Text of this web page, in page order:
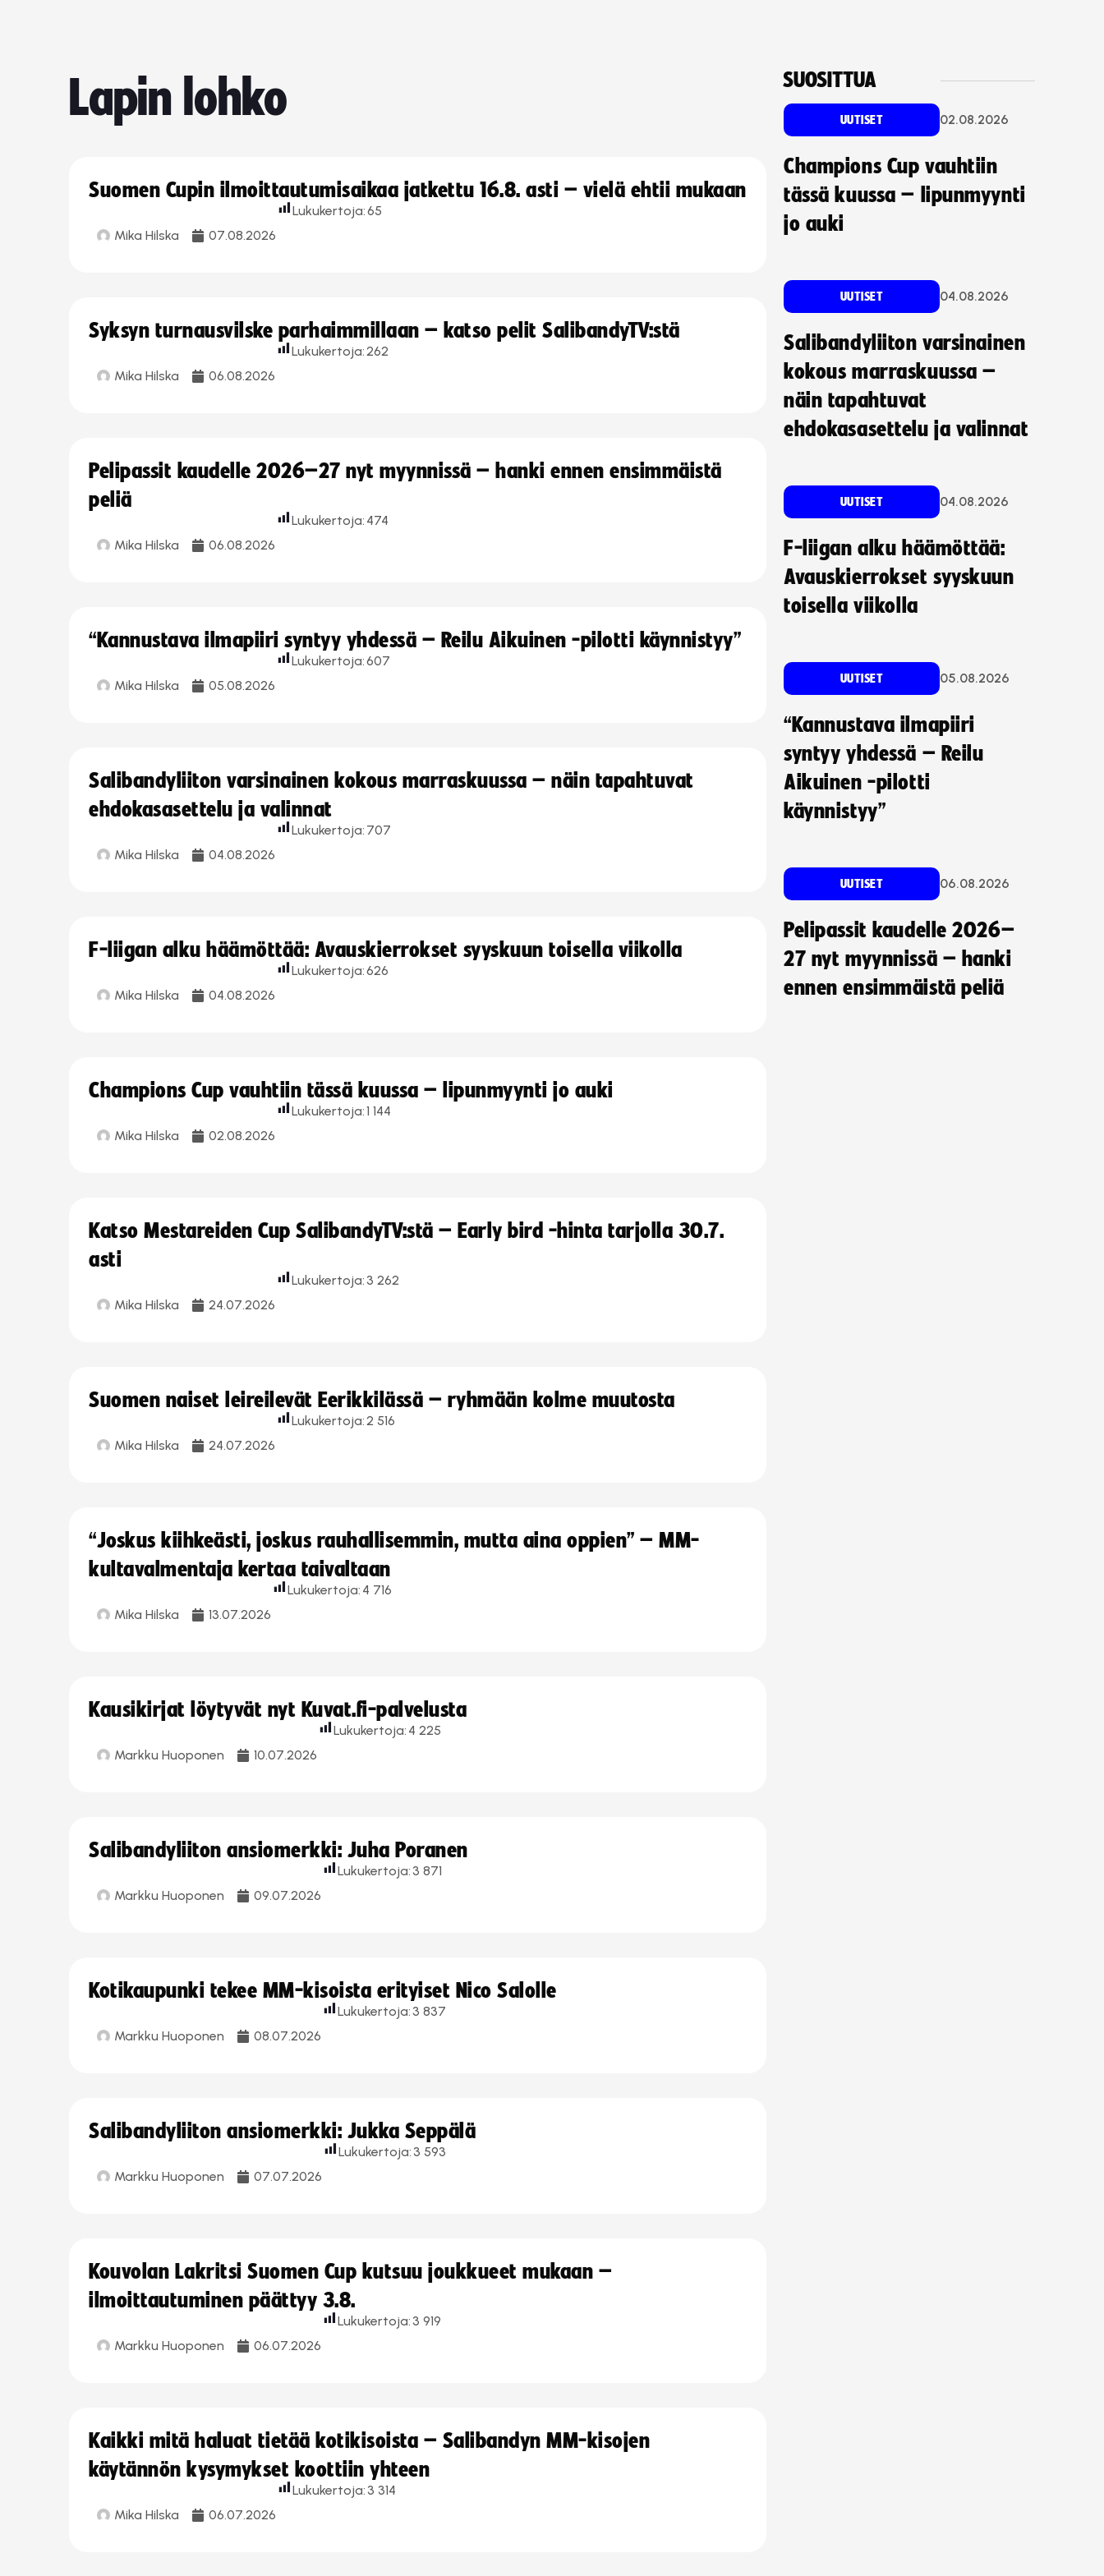
Lapin lohko
Suomen Cupin ilmoittautumisaikaa jatkettu 16.8. asti – vielä ehtii mukaan
Mika Hilska 07.08.2026
Lukukertoja:65
Syksyn turnausvilske parhaimmillaan – katso pelit SalibandyTV:stä
Mika Hilska 06.08.2026
Lukukertoja:262
Pelipassit kaudelle 2026–27 nyt myynnissä – hanki ennen ensimmäistä
peliä
Mika Hilska 06.08.2026
Lukukertoja: 474
“Kannustava ilmapiiri syntyy yhdessä – Reilu Aikuinen -pilotti käynnistyy”
Mika Hilska 05.08.2026
Lukukertoja:607
Salibandyliiton varsinainen kokous marraskuussa – näin tapahtuvat
ehdokasasettelu ja valinnat
Mika Hilska 04.08.2026
Lukukertoja: 707
F-liigan alku häämöttää: Avauskierrokset syyskuun toisella viikolla
Mika Hilska 04.08.2026
Lukukertoja:626
Champions Cup vauhtiin tässä kuussa – lipunmyynti jo auki
Mika Hilska 02.08.2026
Lukukertoja:1 144
Katso Mestareiden Cup SalibandyTV:stä – Early bird -hinta tarjolla 30.7.
asti
Mika Hilska 24.07.2026
Lukukertoja: 3 262
Suomen naiset leireilevät Eerikkilässä – ryhmään kolme muutosta
Mika Hilska 24.07.2026
Lukukertoja:2 516
“Joskus kiihkeästi, joskus rauhallisemmin, mutta aina oppien” – MM-
kultavalmentaja kertaa taivaltaan
Mika Hilska 13.07.2026
Lukukertoja: 4 716
Kausikirjat löytyvät nyt Kuvat.fi-palvelusta
Markku Huoponen 10.07.2026
Lukukertoja: 4 225
Salibandyliiton ansiomerkki: Juha Poranen
Markku Huoponen 09.07.2026
Lukukertoja: 3 871
Kotikaupunki tekee MM-kisoista erityiset Nico Salolle
Markku Huoponen 08.07.2026
Lukukertoja: 3 837
Salibandyliiton ansiomerkki: Jukka Seppälä
Markku Huoponen 07.07.2026
Lukukertoja: 3 593
Kouvolan Lakritsi Suomen Cup kutsuu joukkueet mukaan –
ilmoittautuminen päättyy 3.8.
Markku Huoponen 06.07.2026
Lukukertoja: 3 919
Kaikki mitä haluat tietää kotikisoista – Salibandyn MM-kisojen
käytännön kysymykset koottiin yhteen
Mika Hilska 06.07.2026
Lukukertoja: 3 314
SUOSITTUA
UUTISET 02.08.2026
Champions Cup vauhtiin
tässä kuussa – lipunmyynti
jo auki
UUTISET 04.08.2026
Salibandyliiton varsinainen
kokous marraskuussa –
näin tapahtuvat
ehdokasasettelu ja valinnat
UUTISET 04.08.2026
F-liigan alku häämöttää:
Avauskierrokset syyskuun
toisella viikolla
UUTISET 05.08.2026
“Kannustava ilmapiiri
syntyy yhdessä – Reilu
Aikuinen -pilotti
käynnistyy”
UUTISET 06.08.2026
Pelipassit kaudelle 2026–
27 nyt myynnissä – hanki
ennen ensimmäistä peliä